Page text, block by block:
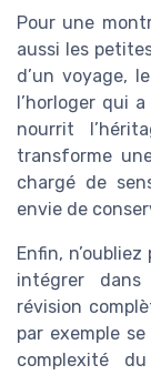
Pour une
aussi les
d’un voyage,
l’horloger qui
nourrit
transforme
chargé de
envie de
Enfin,
intégrer
révision
par exemple
complexité